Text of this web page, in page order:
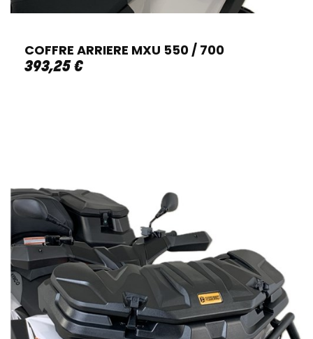
COFFRE ARRIERE MXU 550 / 700
393,25 €